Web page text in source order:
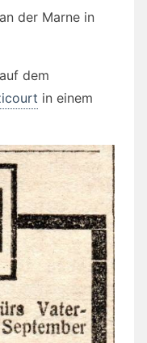
der Marne in
dem
in einem